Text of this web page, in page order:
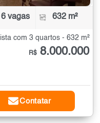
6 vagas 632 m²
com 3 quartos - 632 m²
R$ 8.000.000
Contatar